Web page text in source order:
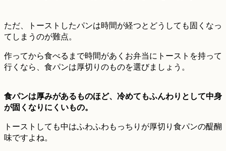
ただ、トーストしたパンは時間が経つとどうしても固くなっ
てしまうのが難点。
作ってから食べるまで時間があくお弁当にトーストを持って
行くなら、食パンは厚切りのものを選びましょう。
食パンは厚みがあるものほど、冷めてもふんわりとして中身
が固くなりにくいもの。
トーストしても中はふわふわもっちりが厚切り食パンの醍醐
味ですよね。